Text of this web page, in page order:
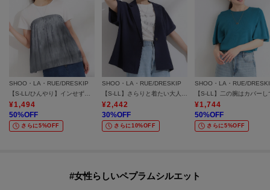
SHOO・LA・RUE/DRESKIP
【S-LL/ひんやり】インせず決まる ビスチェ風ドッキングトップス
¥1,494
50%OFF
さらに5%OFF
SHOO・LA・RUE/DRESKIP
【S-LL】さらりと着たい大人のための 麻調半袖ジャケット
¥2,442
30%OFF
さらに10%OFF
SHOO・LA・RUE/
¥1,744
50%OFF
さらに5%OFF
#女性らしいペプラムシルエット